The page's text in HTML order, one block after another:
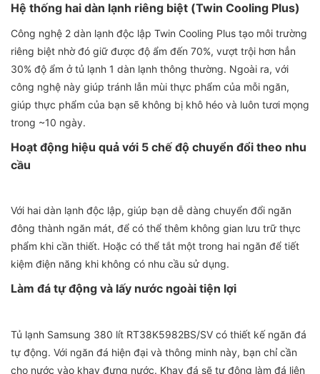
Hệ thống hai dàn lạnh riêng biệt (Twin Cooling Plus)
Công nghệ 2 dàn lạnh độc lập Twin Cooling Plus tạo môi trường
riêng biệt nhờ đó giữ được độ ẩm đến 70%, vượt trội hơn hẳn
30% độ ẩm ở tủ lạnh 1 dàn lạnh thông thường. Ngoài ra, với
công nghệ này giúp tránh lẫn mùi thực phẩm của mỗi ngăn,
giúp thực phẩm của bạn sẽ không bị khô héo và luôn tươi mọng
trong ~10 ngày.
Hoạt động hiệu quả với 5 chế độ chuyển đổi theo nhu
cầu
Với hai dàn lạnh độc lập, giúp bạn dễ dàng chuyển đổi ngăn
đông thành ngăn mát, để có thể thêm không gian lưu trữ thực
phẩm khi cần thiết. Hoặc có thể tắt một trong hai ngăn để tiết
kiệm điện năng khi không có nhu cầu sử dụng.
Làm đá tự động và lấy nước ngoài tiện lợi
Tủ lạnh Samsung 380 lít RT38K5982BS/SV có thiết kế ngăn đá
tự động. Với ngăn đá hiện đại và thông minh này, bạn chỉ cần
cho nước vào khay đựng nước. Khay đá sẽ tự động làm đá liên